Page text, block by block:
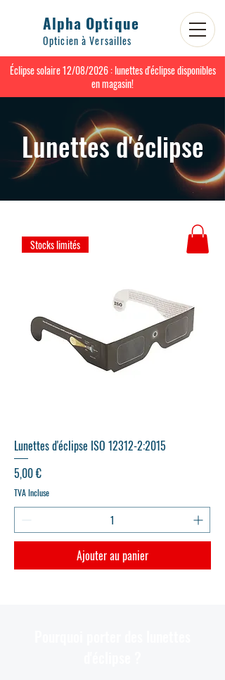
Alpha Optique
Opticien à Versailles
Éclipse solaire 12/08/2026 : lunettes d'éclipse disponibles
en magasin!
Lunettes d'éclipse
Stocks limités
Lunettes d'éclipse ISO 12312-2:2015
Prix
5,00 €
TVA Incluse
Ajouter au panier